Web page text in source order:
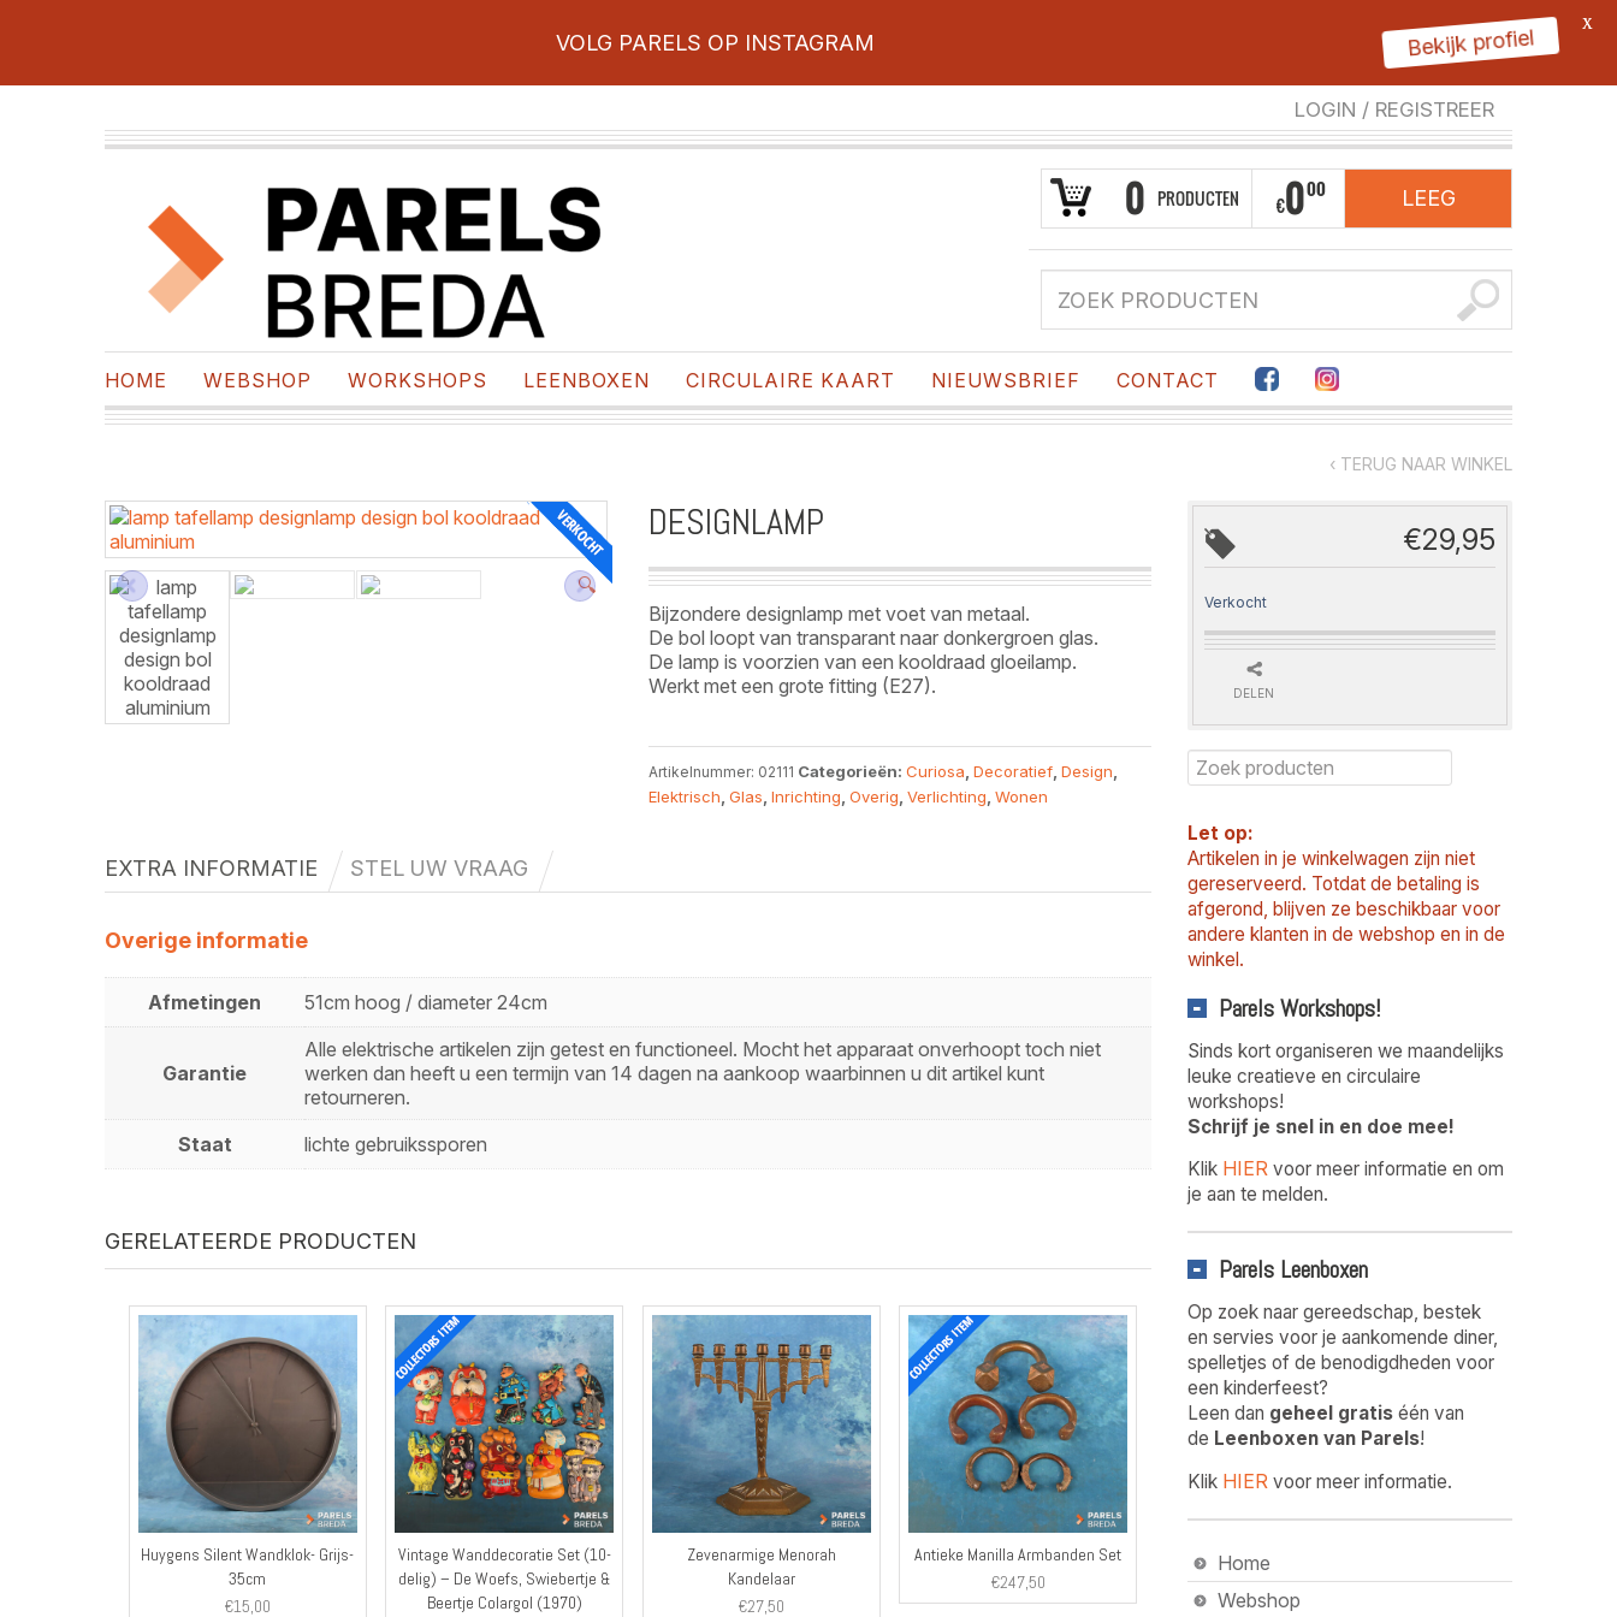
LOGIN / REGISTREER
0 PRODUCTEN €000 LEEG
HOME WEBSHOP WORKSHOPS LEENBOXEN CIRCULAIRE KAART NIEUWSBRIEF CONTACT
‹ TERUG NAAR WINKEL
🔍
DESIGNLAMP
Bijzondere designlamp met voet van metaal.
De bol loopt van transparant naar donkergroen glas.
De lamp is voorzien van een kooldraad gloeilamp.
Werkt met een grote fitting (E27).
Artikelnummer: 02111 Categorieën:Curiosa ,Decoratief ,Design
Elektrisch ,Glas ,Inrichting ,Overig ,Verlichting ,Wonen
EXTRA INFORMATIE STEL UW VRAAG
Overige informatie
Afmetingen 51cm hoog / diameter 24cm
Garantie
Alle elektrische artikelen zijn getest en functioneel. Mocht het apparaat onverhoopt toch niet
werken dan heeft u een termijn van 14 dagen na aankoop waarbinnen u dit artikel kunt
retourneren.
Staat
lichte gebruikssporen
GERELATEERDE PRODUCTEN
Huygens Silent Wandklok- Grijs-
35cm
€15,00
Vintage Wanddecoratie Set (10-
delig) – De Woefs, Swiebertje &
Beertje Colargol (1970)
Zevenarmige Menorah
Kandelaar
€27,50
Antieke Manilla Armbanden Set
€247,50
€29,95
Verkocht
DELEN
Let op:
Artikelen in je winkelwagen zijn niet
gereserveerd. Totdat de betaling is
afgerond, blijven ze beschikbaar voor
andere klanten in de webshop en in de
winkel.
Parels Workshops!
Sinds kort organiseren we maandelijks
leuke creatieve en circulaire
workshops!
Schrijf je snel in en doe mee!
Klik HIER voor meer informatie en om
je aan te melden.
Parels Leenboxen
Op zoek naar gereedschap, bestek
en servies voor je aankomende diner,
spelletjes of de benodigdheden voor
een kinderfeest?
Leen dan geheel gratis één van
de Leenboxen van Parels!
Klik HIER voor meer informatie.
Home
Webshop
VOLG PARELS OP INSTAGRAM Bekijk profiel
X